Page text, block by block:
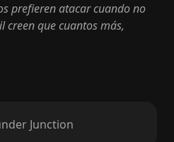
prefieren atacar cuando no
creen que cuantos más,
Junction